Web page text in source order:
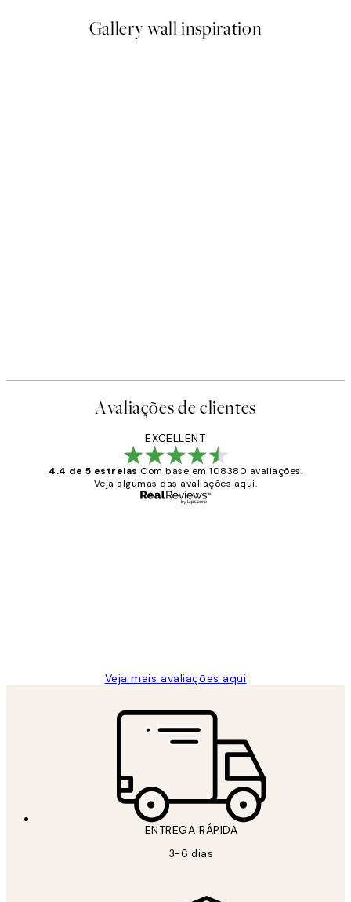
Gallery wall inspiration
Avaliações de clientes
EXCELLENT
4.4 de 5 estrelas Com base em 108380 avaliações.
Veja algumas das avaliações aqui.
Veja mais avaliações aqui
ENTREGA RÁPIDA
3-6 dias